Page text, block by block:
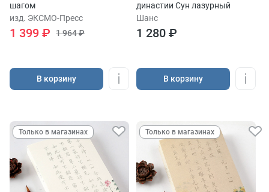
шагом
изд. ЭКСМО-Пресс
1 399 ₽ 1 964 ₽
В корзину
династии Сун лазурный
Шанс
1 280 ₽
В корзину
Только в магазинах Только в магазинах